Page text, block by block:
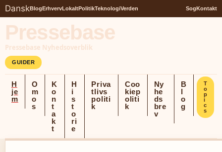
DanskBlogErhvervLokaltPolitikTeknologiVerden SogKontakt
Pressebase
Pressebase Nyhedsoverblik
GUIDER
H
je
m
O
m
o
s
K
o
n
t
a
k
t
H
i
s
t
o
ri
e
Priva
tlivs
politi
k
Coo
kiep
oliti
k
Ny
he
ds
bre
v
B
l
o
g
T
o
p
i
c
s